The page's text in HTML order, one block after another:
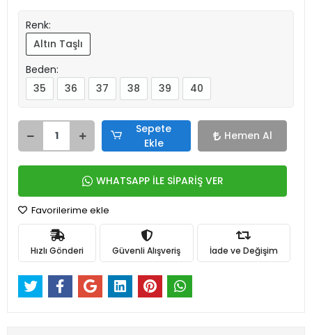
Renk:
Altın Taşlı
Beden:
35
36 37 38 39 40
Sepete
Ekle
Hemen Al
WHATSAPP İLE SİPARİŞ VER
Favorilerime ekle
Hızlı Gönderi Güvenli Alışveriş İade ve Değişim